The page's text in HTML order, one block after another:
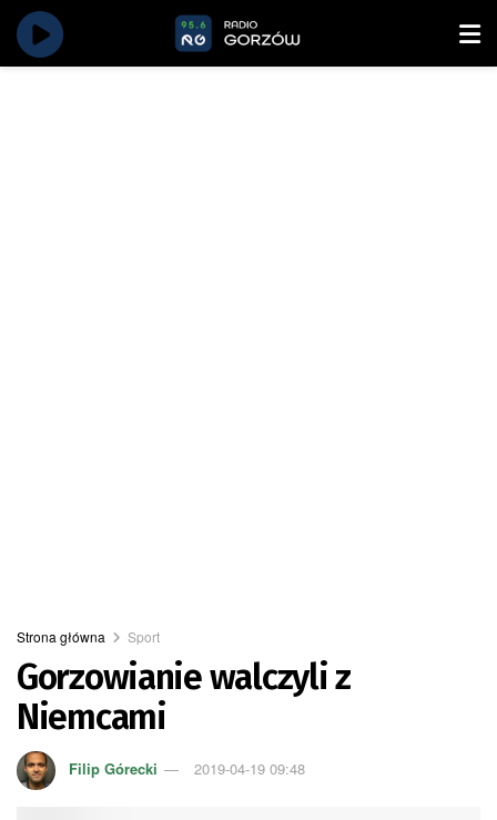
Strona główna Sport
Gorzowianie walczyli z
Niemcami
Filip Górecki 2019-04-19 09:48